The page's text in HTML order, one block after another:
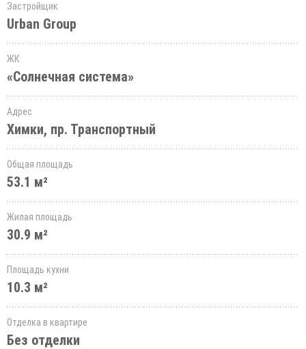
Застройщик
Urban Group
ЖК
«Солнечная система»
Адрес
Химки, пр. Транспортный
Общая площадь
53.1 м²
Жилая площадь
30.9 м²
Площадь кухни
10.3 м²
Отделка в квартире
Без отделки